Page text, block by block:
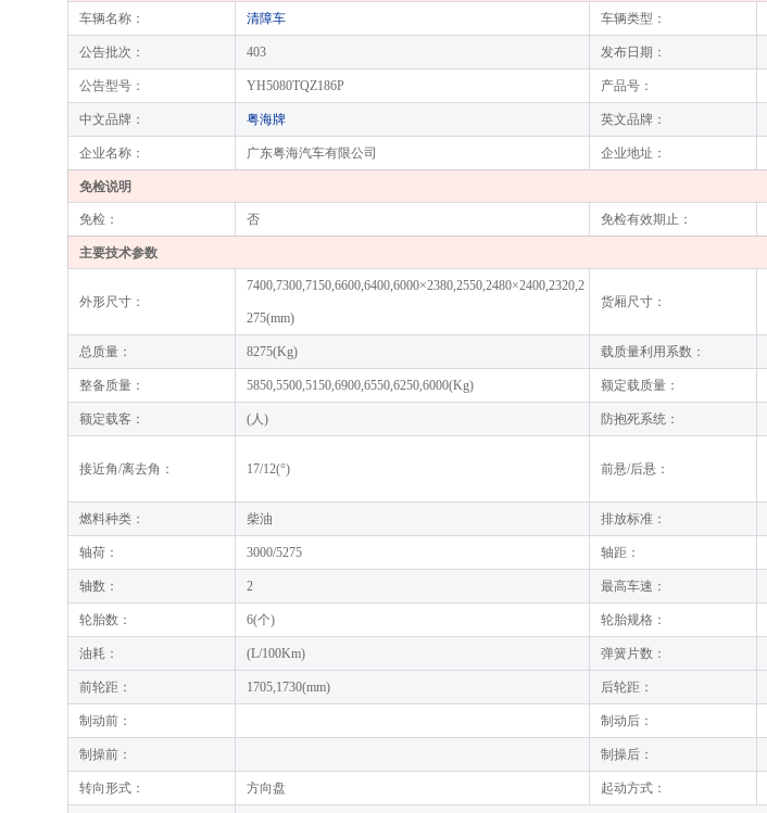
车辆名称： 清障车 车辆类型：
公告批次： 403 发布日期：
公告型号： YH5080TQZ186P 产品号：
中文品牌： 粤海牌 英文品牌：
企业名称： 广东粤海汽车有限公司 企业地址：
免检说明
免检： 否 免检有效期止：
主要技术参数
外形尺寸：
7400,7300,7150,6600,6400,6000×2380,2550,2480×2400,2320,2
275(mm)
货厢尺寸：
总质量： 8275(Kg) 载质量利用系数：
整备质量： 5850,5500,5150,6900,6550,6250,6000(Kg) 额定载质量：
额定载客： (人) 防抱死系统：
接近角/离去角： 17/12(°) 前悬/后悬：
燃料种类： 柴油 排放标准：
轴荷： 3000/5275 轴距：
轴数： 2 最高车速：
轮胎数： 6(个) 轮胎规格：
油耗： (L/100Km) 弹簧片数：
前轮距： 1705,1730(mm) 后轮距：
制动前： 制动后：
制操前： 制操后：
转向形式： 方向盘 起动方式：